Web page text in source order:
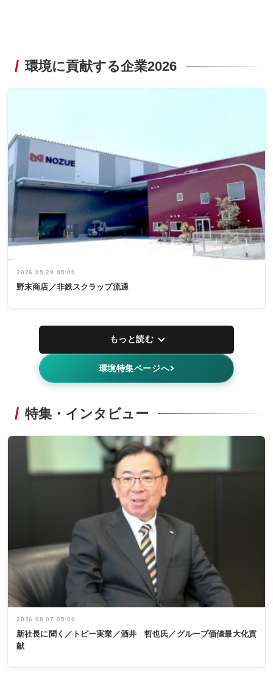
環境に貢献する企業2026
2026.05.29 05:00
野末商店／非鉄スクラップ流通
もっと読む
環境特集ページへ
特集・インタビュー
2026.08.07 05:00
新社長に聞く／トピー実業／酒井 哲也氏／グループ価値最大化貢
献